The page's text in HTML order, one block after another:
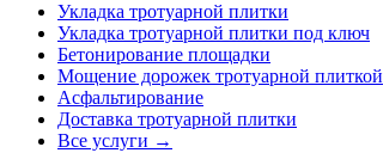
Укладка тротуарной плитки
Укладка тротуарной плитки под ключ
Бетонирование площадки
Мощение дорожек тротуарной плиткой
Асфальтирование
Доставка тротуарной плитки
Все услуги →